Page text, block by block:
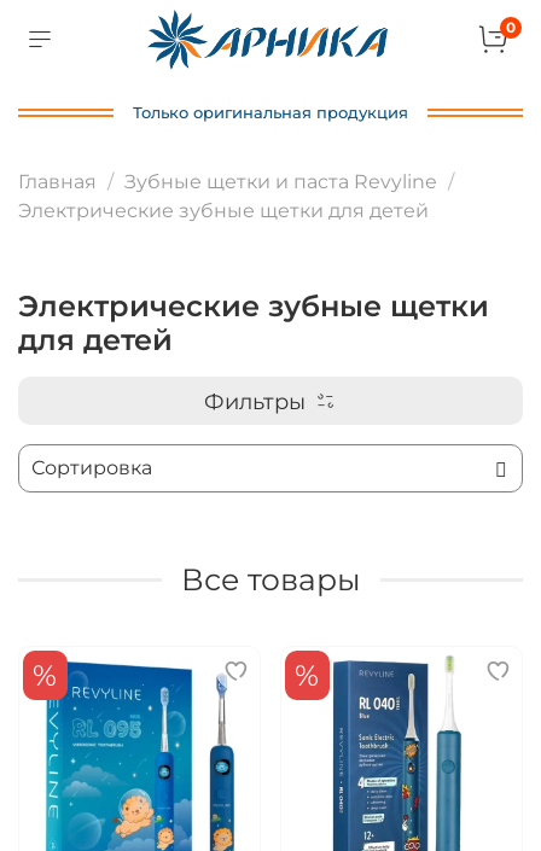
0
Только оригинальная продукция
Главная
Зубные щетки и паста Revyline
Электрические зубные щетки для детей
Электрические зубные щетки
для детей
Фильтры
Все товары
% %